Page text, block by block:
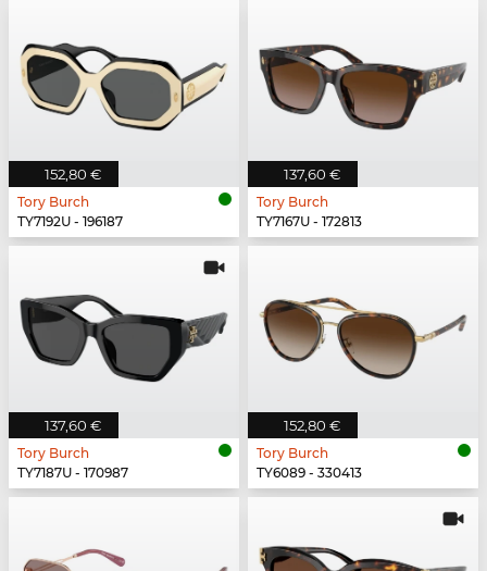
152,80 €
Tory Burch
TY7192U - 196187
137,60 €
Tory Burch
TY7167U - 172813
137,60 €
Tory Burch
TY7187U - 170987
152,80 €
Tory Burch
TY6089 - 330413